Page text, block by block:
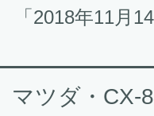
「2018年11月
マツダ・CX-